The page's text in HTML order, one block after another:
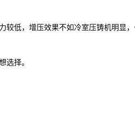
低，增压效果不如冷室压铸机明显，
选择。